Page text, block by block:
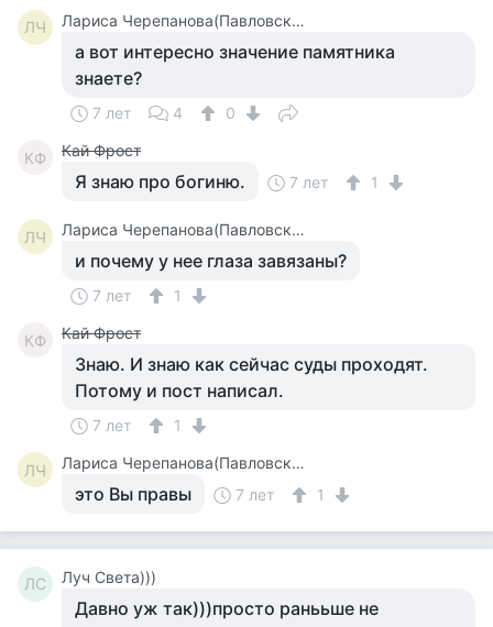
ЛЧ Лариса Черепанова(Павловская)
а вот интересно значение памятника
знаете?
7 лет 4 0
КФ Кай Фрост
Я знаю про богиню. 7 лет 1
ЛЧ Лариса Черепанова(Павловская)
и почему у нее глаза завязаны?
7 лет 1
КФ Кай Фрост
Знаю. И знаю как сейчас суды проходят.
Потому и пост написал.
7 лет 1
ЛЧ Лариса Черепанова(Павловская)
это Вы правы 7 лет 1
ЛС Луч Света)))
Давно уж так)))просто ранььше не